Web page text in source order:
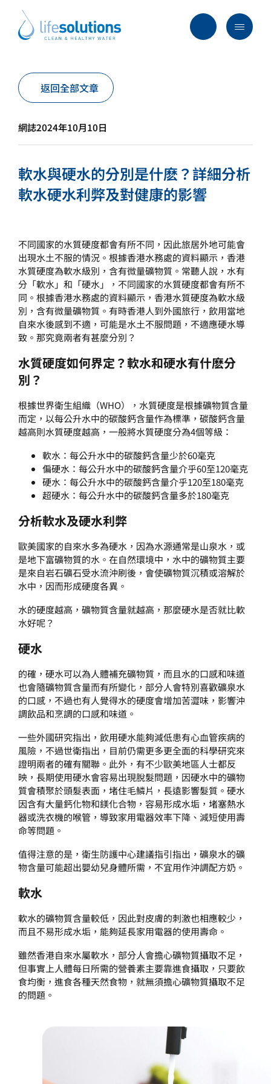
content
香
港
Menu
行業及方案
主要服務
所有產品
最新資訊
常見問題
返回全部文章
網誌2024年10月10日
軟水與硬水的分別是什麽？詳細分析
軟水硬水利弊及對健康的影響
不同國家的水質硬度都會有所不同，因此旅居外地可能會
出現水土不服的情況。根據香港水務處的資料顯示，香港
水質硬度為軟水級別，含有微量礦物質。常聽人說，水有
分「軟水」和「硬水」，不同國家的水質硬度都會有所不
同。根據香港水務處的資料顯示，香港水質硬度為軟水級
別，含有微量礦物質。有時香港人到外國旅行，飲用當地
自來水後感到不適，可能是水土不服問題，不適應硬水導
致。那究竟兩者有甚麼分別？
水質硬度如何界定？軟水和硬水有什麽分
別？
根據世界衛生組織（WHO），水質硬度是根據礦物質含量
而定，以每公升水中的碳酸鈣含量作為標準，碳酸鈣含量
越高則水質硬度越高，一般將水質硬度分為4個等級：
軟水：每公升水中的碳酸鈣含量少於60毫克
偏硬水：每公升水中的碳酸鈣含量介乎60至120毫克
硬水：每公升水中的碳酸鈣含量介乎120至180毫克
超硬水：每公升水中的碳酸鈣含量多於180毫克
分析軟水及硬水利弊
歐美國家的自來水多為硬水，因為水源通常是山泉水，或
是地下富礦物質的水。在自然環境中，水中的礦物質主要
是來自岩石礦石受水流沖刷後，會使礦物質沉積或溶解於
水中，因而形成硬度各異。
水的硬度越高，礦物質含量就越高，那麼硬水是否就比軟
水好呢？
硬水
的確，硬水可以為人體補充礦物質，而且水的口感和味道
也會隨礦物質含量而有所變化，部分人會特別喜歡礦泉水
的口感，不過也有人覺得水的硬度會增加苦澀味，影響沖
調飲品和烹調的口感和味道。
一些外國研究指出，飲用硬水能夠減低患有心血管疾病的
風險，不過世衛指出，目前仍需更多更全面的科學研究來
證明兩者的確有關聯。此外，有不少歐美地區人士都反
映，長期使用硬水會容易出現脫髮問題，因硬水中的礦物
質會積聚於頭髮表面，堵住毛鱗片，長遠影響髮質。硬水
因含有大量鈣化物和鎂化合物，容易形成水垢，堵塞熱水
器或洗衣機的喉管，導致家用電器效率下降、減短使用壽
命等問題。
值得注意的是，衛生防護中心建議指引指出，礦泉水的礦
物含量可能超出嬰幼兒身體所需，不宜用作沖調配方奶。
軟水
軟水的礦物質含量較低，因此對皮膚的刺激也相應較少，
而且不易形成水垢，能夠延長家用電器的使用壽命。
雖然香港自來水屬軟水，部分人會擔心礦物質攝取不足，
但事實上人體每日所需的營養素主要靠進食攝取，只要飲
食均衡，進食各種天然食物，就無須擔心礦物質攝取不足
的問題。